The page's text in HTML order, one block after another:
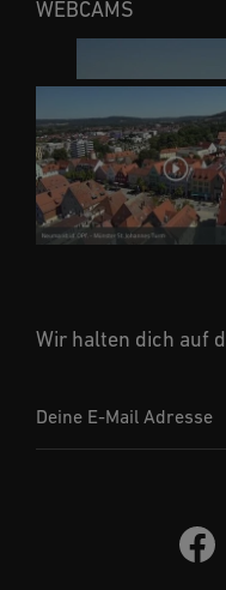
Wir halten dich auf
Deine E-Mail Adresse
WEBCAMS